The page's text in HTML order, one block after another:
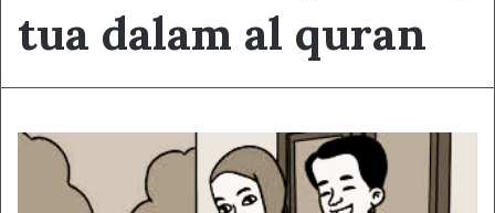
tua dalam al quran